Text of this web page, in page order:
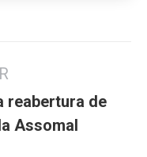
reabertura de
Assomal